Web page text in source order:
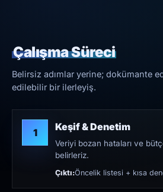
Çalışma Süreci
Belirsiz adımlar yerine; dokümante
edilebilir bir ilerleyiş.
1 Keşif & Denetim
Veriyi bozan hataları ve
belirleriz.
Çıktı:Öncelik listesi + kısa